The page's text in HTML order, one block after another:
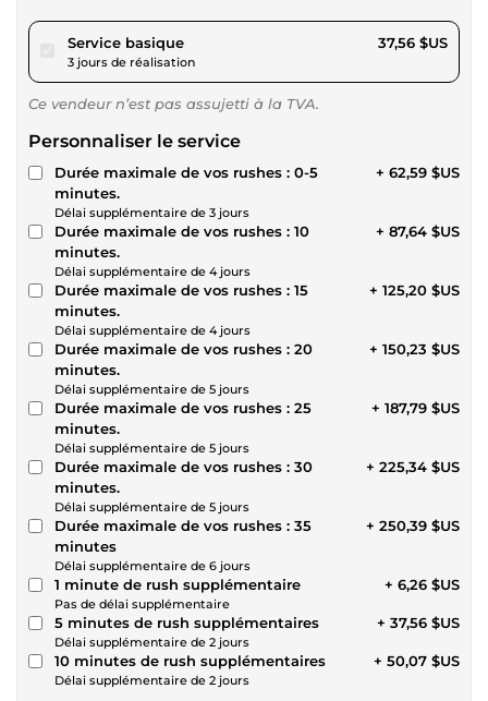
Service basiquepour 34,62 $US
3 jours de réalisation
37,56 $US
Ce vendeur n’est pas assujetti à la TVA.
Personnaliser le service
Durée maximale de vos rushes : 0-5
minutes.
Délai supplémentaire de 3 jours
+ 62,59 $US
Durée maximale de vos rushes : 10
minutes.
Délai supplémentaire de 4 jours
+ 87,64 $US
Durée maximale de vos rushes : 15
minutes.
Délai supplémentaire de 4 jours
+ 125,20 $US
Durée maximale de vos rushes : 20
minutes.
Délai supplémentaire de 5 jours
+ 150,23 $US
Durée maximale de vos rushes : 25
minutes.
Délai supplémentaire de 5 jours
+ 187,79 $US
Durée maximale de vos rushes : 30
minutes.
Délai supplémentaire de 5 jours
+ 225,34 $US
Durée maximale de vos rushes : 35
minutes
Délai supplémentaire de 6 jours
+ 250,39 $US
1 minute de rush supplémentaire
Pas de délai supplémentaire
+ 6,26 $US
5 minutes de rush supplémentaires
Délai supplémentaire de 2 jours
+ 37,56 $US
10 minutes de rush supplémentaires
Délai supplémentaire de 2 jours
+ 50,07 $US